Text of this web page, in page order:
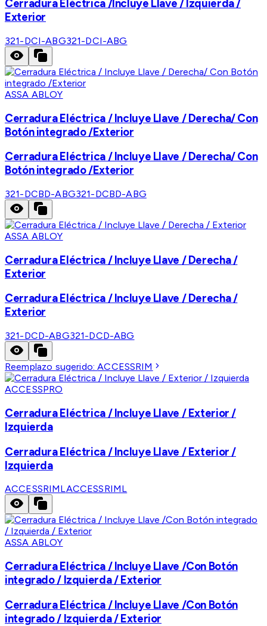
Cerradura Eléctrica /Incluye Llave / Izquierda /
Exterior
321-DCI-ABG321-DCI-ABG
ASSA ABLOY
Cerradura Eléctrica / Incluye Llave / Derecha/ Con
Botón integrado /Exterior
Cerradura Eléctrica / Incluye Llave / Derecha/ Con
Botón integrado /Exterior
321-DCBD-ABG321-DCBD-ABG
ASSA ABLOY
Cerradura Eléctrica / Incluye Llave / Derecha /
Exterior
Cerradura Eléctrica / Incluye Llave / Derecha /
Exterior
321-DCD-ABG321-DCD-ABG
Reemplazo sugerido:ACCESSRIM
ACCESSPRO
Cerradura Eléctrica / Incluye Llave / Exterior /
Izquierda
Cerradura Eléctrica / Incluye Llave / Exterior /
Izquierda
ACCESSRIMLACCESSRIML
ASSA ABLOY
Cerradura Eléctrica / Incluye Llave /Con Botón
integrado / Izquierda / Exterior
Cerradura Eléctrica / Incluye Llave /Con Botón
integrado / Izquierda / Exterior